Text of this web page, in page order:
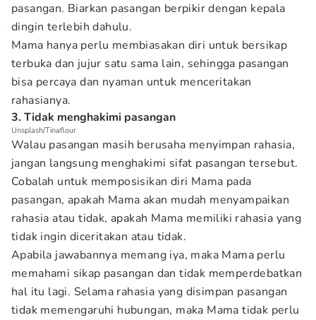
pasangan. Biarkan pasangan berpikir dengan kepala
dingin terlebih dahulu.
Mama hanya perlu membiasakan diri untuk bersikap
terbuka dan jujur satu sama lain, sehingga pasangan
bisa percaya dan nyaman untuk menceritakan
rahasianya.
3. Tidak menghakimi pasangan
Unsplash/Tinaflour
Walau pasangan masih berusaha menyimpan rahasia,
jangan langsung menghakimi sifat pasangan tersebut.
Cobalah untuk memposisikan diri Mama pada
pasangan, apakah Mama akan mudah menyampaikan
rahasia atau tidak, apakah Mama memiliki rahasia yang
tidak ingin diceritakan atau tidak.
Apabila jawabannya memang iya, maka Mama perlu
memahami sikap pasangan dan tidak memperdebatkan
hal itu lagi. Selama rahasia yang disimpan pasangan
tidak memengaruhi hubungan, maka Mama tidak perlu